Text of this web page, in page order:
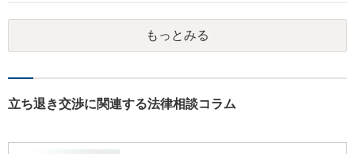
賃借人の建物使用を必要とする事情のほか、従前の経過，建物の利用
状況，建物の現況，いわゆる立退料の申出を考慮して判断するものと
されています。 ③更新拒絶通知がされた場合でも、賃貸借期間満了満
了後も賃借人が建物の使用を継続する場合には、賃借人に対し遅滞な
側（賃貸人側）が、更新の予定されている普通賃貸借契約から更新の
もっとみる
立ち退き交渉に関連する法律相談コラム